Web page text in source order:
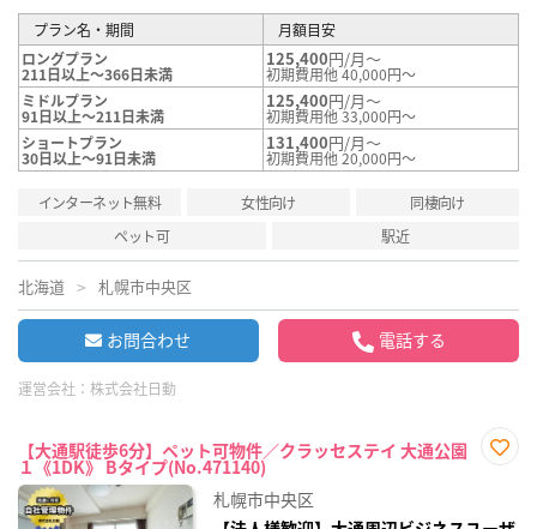
プラン名・期間
月額目安
ロングプラン
211日以上～366日未満
125,400円/月～
初期費用他 40,000円～
ミドルプラン
91日以上～211日未満
125,400円/月～
初期費用他 33,000円～
ショートプラン
30日以上～91日未満
131,400円/月～
初期費用他 20,000円～
インターネット無料 女性向け
同棲向け
ペット可
駅近
北海道 札幌市中央区
お問合わせ 電話する
運営会社： 株式会社日動
【大通駅徒歩6分】ペット可物件／クラッセステイ 大通公園
１《1DK》 Bタイプ(No.471140)
札幌市中央区